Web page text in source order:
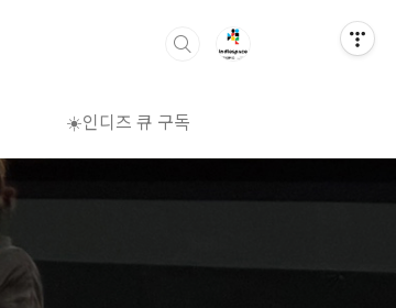
☀️인디즈 큐 구독